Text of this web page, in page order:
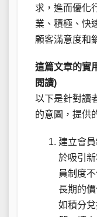
求，進而優化
業、積極、快
顧客滿意度和
這篇文章的實
閱讀)
以下是針對讀
的意圖，提供
建立會
於吸引
員制度
長期的
如積分